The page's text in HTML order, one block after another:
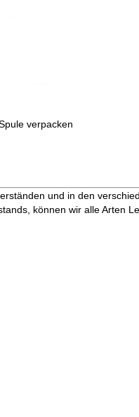
verpacken
und in den
können wir alle Arten